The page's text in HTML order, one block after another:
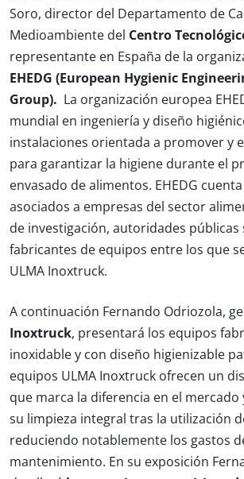
Soro, director del Departamento de
Medioambiente del Centro
representante en España de la
EHEDG (European Hygienic
Group). La organización europea
mundial en ingeniería y diseño
instalaciones orientada a promover y
para garantizar la higiene durante el
envasado de alimentos. EHEDG
asociados a empresas del sector
de investigación, autoridades públicas
fabricantes de equipos entre los que
ULMA Inoxtruck.
A continuación Fernando Odriozola,
Inoxtruck, presentará los equipos
inoxidable y con diseño higienizable
equipos ULMA Inoxtruck ofrecen un
que marca la diferencia en el
su limpieza integral tras la utilización
reduciendo notablemente los gastos
mantenimiento. En su exposición